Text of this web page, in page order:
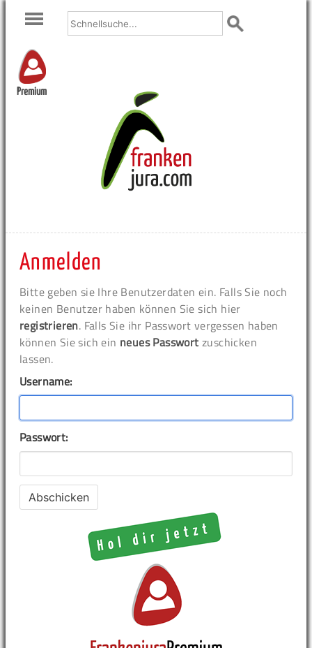
Premium
Anmelden
Bitte geben sie Ihre Benutzerdaten ein. Falls Sie noch
keinen Benutzer haben können Sie sich hier
registrieren. Falls Sie ihr Passwort vergessen haben
können Sie sich ein neues Passwort zuschicken
lassen.
Username:
Passwort: